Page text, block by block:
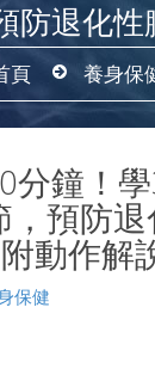
防退化性
頁 養身保
分鐘！
，預防
動作解
保健